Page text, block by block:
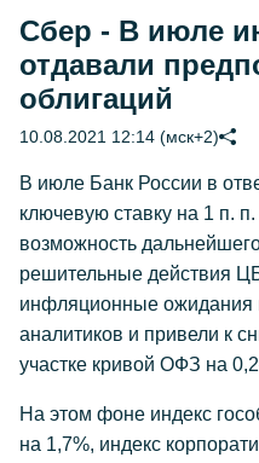
Сбер - В июле
отдавали
облигаций
10.08.2021 12:14 (мск+2)
В июле Банк России в
ключевую ставку на 1 п.
возможность
решительные действия
инфляционные ожидания
аналитиков и привели к
участке кривой ОФЗ на
На этом фоне индекс
на 1,7%, индекс